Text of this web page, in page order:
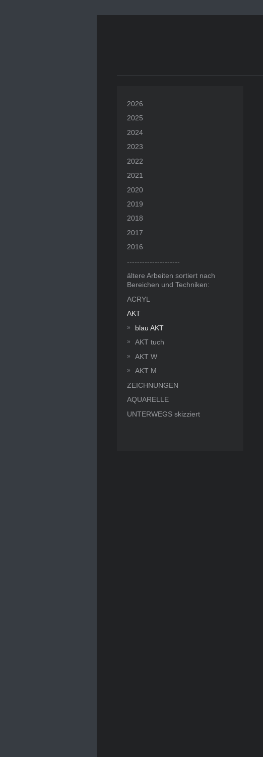
2026
2025
2024
2023
2022
2021
2020
2019
2018
2017
2016
---------------------
ältere Arbeiten sortiert nach
Bereichen und Techniken:
ACRYL
AKT
blau AKT
AKT tuch
AKT W
AKT M
ZEICHNUNGEN
AQUARELLE
UNTERWEGS skizziert